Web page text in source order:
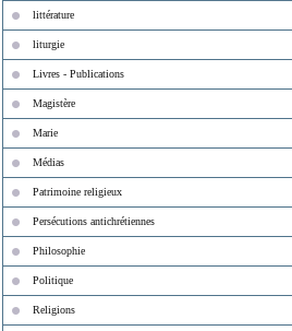
littérature
liturgie
Livres - Publications
Magistère
Marie
Médias
Patrimoine religieux
Persécutions antichrétiennes
Philosophie
Politique
Religions